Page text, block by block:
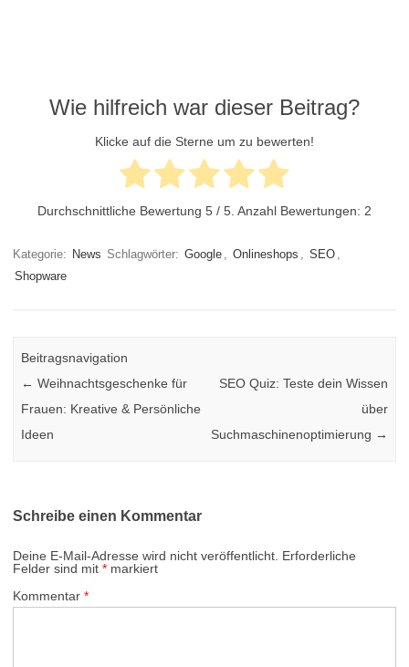
Wie hilfreich war dieser Beitrag?
Klicke auf die Sterne um zu bewerten!
Durchschnittliche Bewertung 5 / 5. Anzahl Bewertungen: 2
Kategorie: News Schlagwörter: Google Onlineshops SEO
Shopware
Beitragsnavigation
← Weihnachtsgeschenke für
Frauen: Kreative & Persönliche
Ideen
SEO Quiz: Teste dein Wissen
über
Suchmaschinenoptimierung →
Schreibe einen Kommentar
Deine E-Mail-Adresse wird nicht veröffentlicht. Erforderliche
Felder sind mit * markiert
Kommentar *